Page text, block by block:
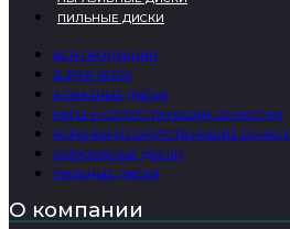
ПИЛЬНЫЕ ДИСКИ
ВСЯ ПРОДУКЦИЯ
SUPER SERIA
АЛМАЗНЫЕ ДИСКИ
БИТЫ И СОПУТСТВУЮЩИЕ ОСНАСТКИ
КОРОНКИ И СОПУТСТВУЮЩИЕ
АБРАЗИВНЫЕ ДИСКИ
ПИЛЬНЫЕ ДИСКИ
О компании